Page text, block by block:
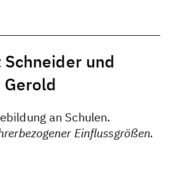
und
Gerold
an Schulen.
Einflussgrößen.